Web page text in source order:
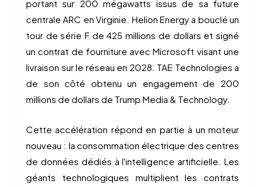
portant sur 200 mégawatts issus de sa future
centrale ARC en Virginie. Helion Energy a bouclé un
tour de série F de 425 millions de dollars et signé
un contrat de fourniture avec Microsoft visant une
livraison sur le réseau en 2028. TAE Technologies a
de son côté obtenu un engagement de 200
millions de dollars de Trump Media & Technology.
Cette accélération répond en partie à un moteur
nouveau : la consommation électrique des centres
de données dédiés à l'intelligence artificielle. Les
géants technologiques multiplient les contrats